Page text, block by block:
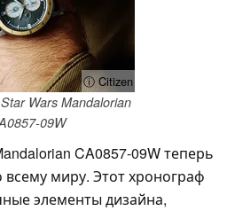
ⓘ Citizen
Wars Mandalorian
09W
CA0857-09W теперь
миру. Этот хронограф
элементы дизайна,